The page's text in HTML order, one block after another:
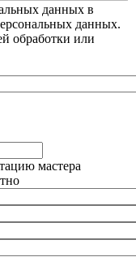
данных в
данных.
обработки или
мастера